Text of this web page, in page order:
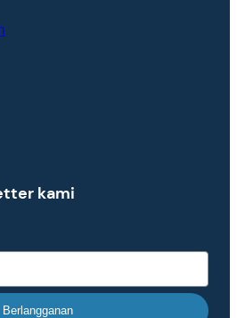
kami
Berlangganan